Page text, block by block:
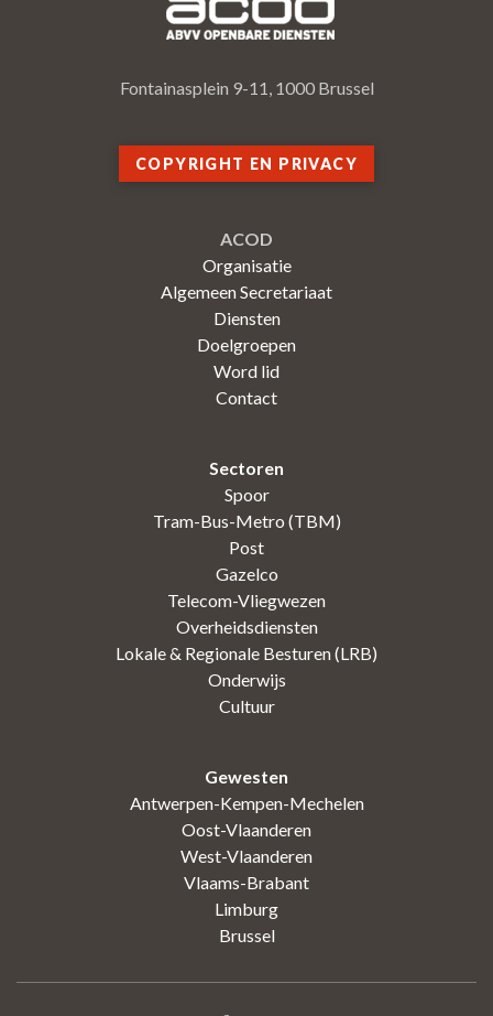
Fontainasplein 9-11, 1000 Brussel
COPYRIGHT EN PRIVACY
ACOD
Organisatie
Algemeen Secretariaat
Diensten
Doelgroepen
Word lid
Contact
Sectoren
Spoor
Tram-Bus-Metro (TBM)
Post
Gazelco
Telecom-Vliegwezen
Overheidsdiensten
Lokale & Regionale Besturen (LRB)
Onderwijs
Cultuur
Gewesten
Antwerpen-Kempen-Mechelen
Oost-Vlaanderen
West-Vlaanderen
Vlaams-Brabant
Limburg
Brussel